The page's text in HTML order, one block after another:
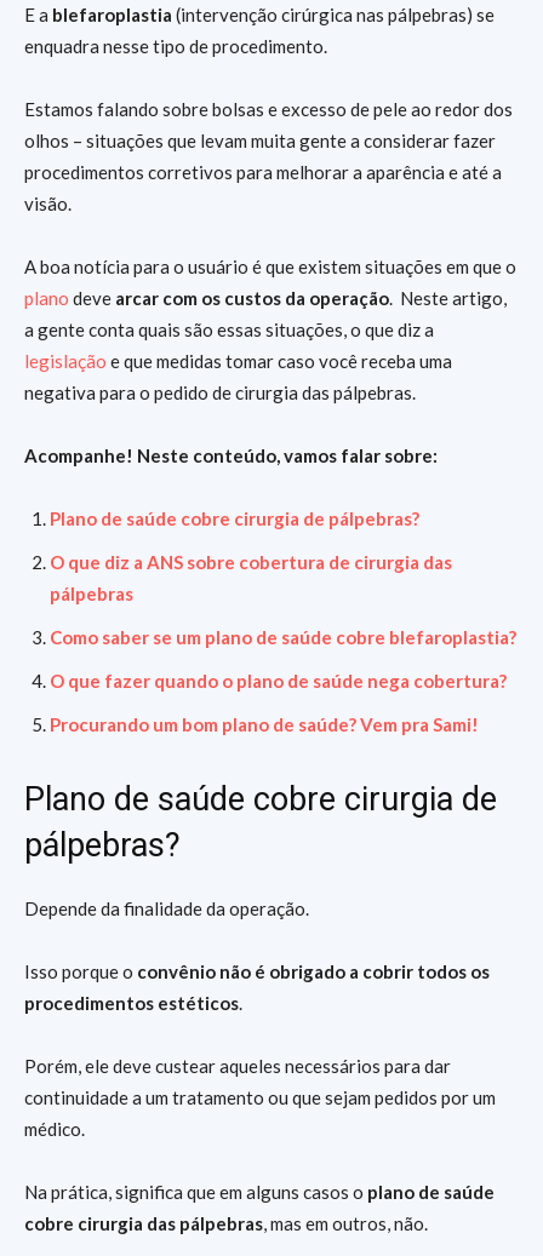
E a blefaroplastia (intervenção cirúrgica nas pálpebras) se
enquadra nesse tipo de procedimento.
Estamos falando sobre bolsas e excesso de pele ao redor dos
olhos – situações que levam muita gente a considerar fazer
procedimentos corretivos para melhorar a aparência e até a
visão.
A boa notícia para o usuário é que existem situações em que o
plano deve arcar com os custos da operação. Neste artigo,
a gente conta quais são essas situações, o que diz a
legislação e que medidas tomar caso você receba uma
negativa para o pedido de cirurgia das pálpebras.
Acompanhe! Neste conteúdo, vamos falar sobre:
Plano de saúde cobre cirurgia de pálpebras?
O que diz a ANS sobre cobertura de cirurgia das
pálpebras
Como saber se um plano de saúde cobre blefaroplastia?
O que fazer quando o plano de saúde nega cobertura?
Procurando um bom plano de saúde? Vem pra Sami!
Plano de saúde cobre cirurgia de
pálpebras?
Depende da finalidade da operação.
Isso porque o convênio não é obrigado a cobrir todos os
procedimentos estéticos.
Porém, ele deve custear aqueles necessários para dar
continuidade a um tratamento ou que sejam pedidos por um
médico.
Na prática, significa que em alguns casos o plano de saúde
cobre cirurgia das pálpebras, mas em outros, não.